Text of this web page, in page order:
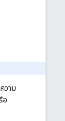
วาม
อ